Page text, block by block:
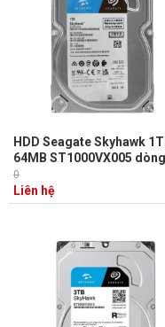
HDD Seagate Skyhawk
64MB ST1000VX005 dòng
chuyên dụng camera hoạt
động 24/7, tiết kiệm điện
0
Liên hệ